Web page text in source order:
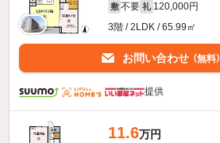
敷 不要 礼 120,000円
3階 / 2LDK / 65.99㎡
お問い合わせ （無料）
提供
11.6万円